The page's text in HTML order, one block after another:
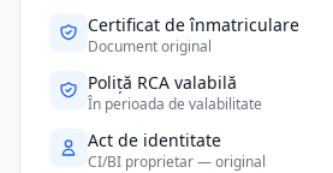
Certificat de înmatriculare
Document original
Poliță RCA valabilă
În perioada de valabilitate
Act de identitate
CI/BI proprietar — original